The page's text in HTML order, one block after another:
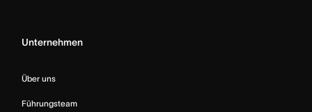
Unternehmen
Über uns
Führungsteam